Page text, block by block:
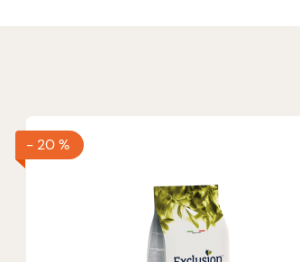
- 20 %